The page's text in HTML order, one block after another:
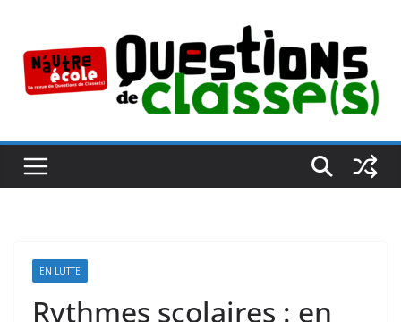
contenu
EN LUTTE
Rythmes scolaires : en